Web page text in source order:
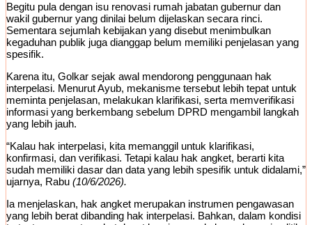
Begitu pula dengan isu renovasi rumah jabatan gubernur dan
wakil gubernur yang dinilai belum dijelaskan secara rinci.
Sementara sejumlah kebijakan yang disebut menimbulkan
kegaduhan publik juga dianggap belum memiliki penjelasan yang
spesifik.
Karena itu, Golkar sejak awal mendorong penggunaan hak
interpelasi. Menurut Ayub, mekanisme tersebut lebih tepat untuk
meminta penjelasan, melakukan klarifikasi, serta memverifikasi
informasi yang berkembang sebelum DPRD mengambil langkah
yang lebih jauh.
“Kalau hak interpelasi, kita memanggil untuk klarifikasi,
konfirmasi, dan verifikasi. Tetapi kalau hak angket, berarti kita
sudah memiliki dasar dan data yang lebih spesifik untuk didalami,”
ujarnya, Rabu (10/6/2026).
Ia menjelaskan, hak angket merupakan instrumen pengawasan
yang lebih berat dibanding hak interpelasi. Bahkan, dalam kondisi